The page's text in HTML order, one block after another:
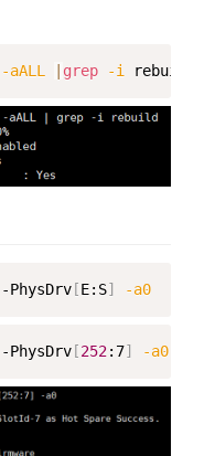
-aALL grep -i Copy
-PhysDrv [E:S] -a0
-PhysDrv [252:7] -a0